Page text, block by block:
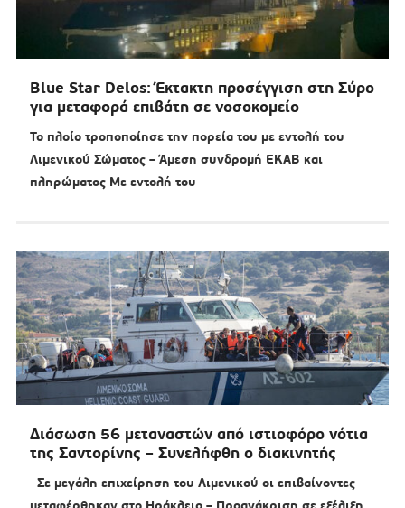
Blue Star Delos: Έκτακτη προσέγγιση στη Σύρο
για μεταφορά επιβάτη σε νοσοκομείο
Το πλοίο τροποποίησε την πορεία του με εντολή του
Λιμενικού Σώματος – Άμεση συνδρομή ΕΚΑΒ και
πληρώματος Με εντολή του
Διάσωση 56 μεταναστών από ιστιοφόρο νότια
της Σαντορίνης – Συνελήφθη ο διακινητής
Σε μεγάλη επιχείρηση του Λιμενικού οι επιβαίνοντες